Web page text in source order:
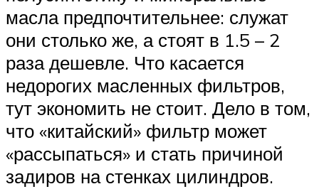
масла предпочтительнее: служат
они столько же, а стоят в 1.5 – 2
раза дешевле. Что касается
недорогих масленных фильтров,
тут экономить не стоит. Дело в том,
что «китайский» фильтр может
«рассыпаться» и стать причиной
задиров на стенках цилиндров.